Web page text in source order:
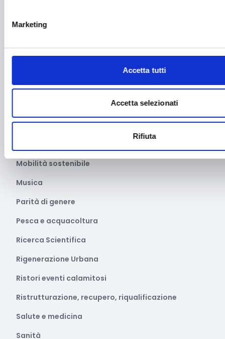
Marketing
Accetta tutti
Accetta selezionati
Rifiuta
Manifestazioni culturali
Manifestazioni Sportive
Marketing e comunicazione
Migrazione e sviluppo
Mobilità sostenibile
Musica
Parità di genere
Pesca e acquacoltura
Ricerca Scientifica
Rigenerazione Urbana
Ristori eventi calamitosi
Ristrutturazione, recupero, riqualificazione
Salute e medicina
Sanità